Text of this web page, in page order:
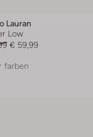
Lauran
Low
€ 59,99
farben